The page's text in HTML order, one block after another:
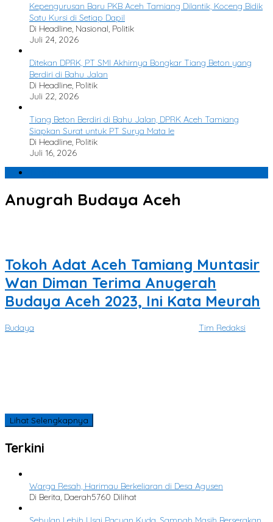
Kepengurusan Baru PKB Aceh Tamiang Dilantik, Koceng Bidik
Satu Kursi di Setiap Dapil
Di Headline, Nasional, Politik
Juli 24, 2026
Ditekan DPRK, PT SMI Akhirnya Bongkar Tiang Beton yang
Berdiri di Bahu Jalan
Di Headline, Politik
Juli 22, 2026
Tiang Beton Berdiri di Bahu Jalan, DPRK Aceh Tamiang
Siapkan Surat untuk PT Surya Mata Ie
Di Headline, Politik
Juli 16, 2026
Anugrah Budaya Aceh
Tokoh Adat Aceh Tamiang Muntasir
Wan Diman Terima Anugerah
Budaya Aceh 2023, Ini Kata Meurah
Budaya Tim Redaksi
Lihat Selengkapnya
Terkini
Warga Resah, Harimau Berkeliaran di Desa Agusen
Di Berita, Daerah5760 Dilihat